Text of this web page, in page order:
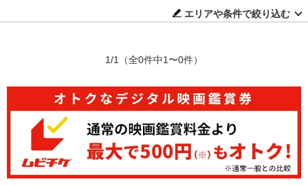
エリアや条件で絞り込む
1/1 （全0件中1〜0件）